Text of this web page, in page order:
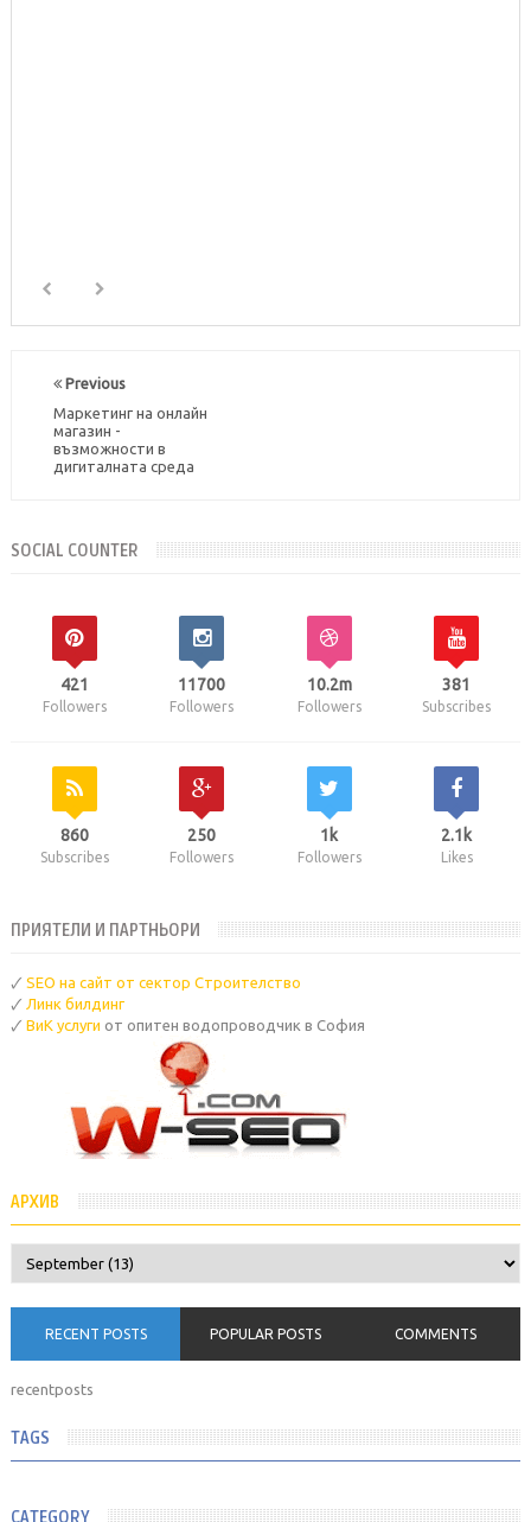
Previous
Маркетинг на онлайн
магазин -
възможности в
дигиталната среда
SOCIAL COUNTER
421
Followers
11700
Followers
10.2m
Followers
381
Subscribes
860
Subscribes
250
Followers
1k
Followers
2.1k
Likes
ПРИЯТЕЛИ И ПАРТНЬОРИ
🗸 SEO на сайт от сектор Строителство
🗸 Линк билдинг
🗸 ВиК услуги от опитен водопроводчик в София
АРХИВ
RECENT POSTS POPULAR POSTS COMMENTS
recentposts
TAGS